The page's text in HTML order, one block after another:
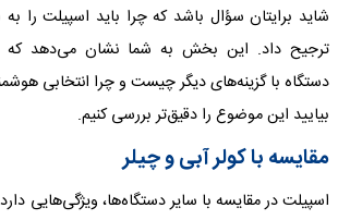
شاید برایتان سؤال باشد که چرا باید اسپیلت را
ترجیح داد. این بخش به شما نشان می‌دهد که
دستگاه با گزینه‌های دیگر چیست و چرا انتخابی
بیایید این موضوع را دقیق‌تر بررسی کنیم.
مقایسه با کولر آبی و چیلر
اسپیلت در مقایسه با سایر دستگاه‌ها، ویژگی‌هایی